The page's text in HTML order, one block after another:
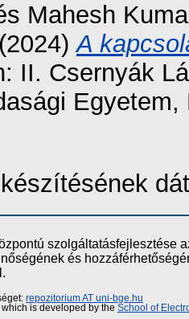
Mahesh
A
II. Csernyák
szolgáltatásfejlesztése
és
repozitorium AT uni-bge.hu
which is developed by the School of